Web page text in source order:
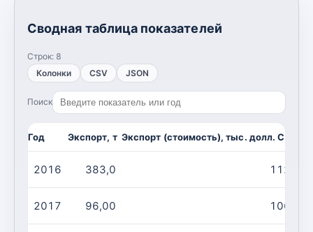
Сводная таблица показателей
Строк: 8
Колонки
CSV JSON
Поиск
Год Экспорт, т Экспорт (стоимость), тыс. долл. США
2016 383,0 112,0
2017 96,00 106,0